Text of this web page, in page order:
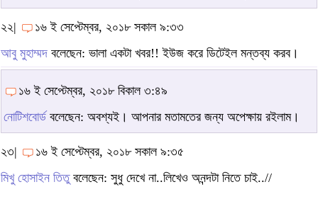
২২|
১৬ ই সেপ্টেম্বর, ২০১৮ সকাল ৯:৩৩
আবু মুহাম্মদ বলেছেন: ভালা একটা খবর!! ইউজ করে ডিটেইল মন্তব্য করব।
১৬ ই সেপ্টেম্বর, ২০১৮ বিকাল ৩:৪৯
নোটিশবোর্ডবলেছেন: অবশ্যই। আপনার মতামতের জন্য অপেক্ষায় রইলাম।
২৩|
১৬ ই সেপ্টেম্বর, ২০১৮ সকাল ৯:৩৫
মিখু হোসাইন তিতুবলেছেন: সুধু দেখে না..লিখেও অনন্দটা নিতে চাই..//